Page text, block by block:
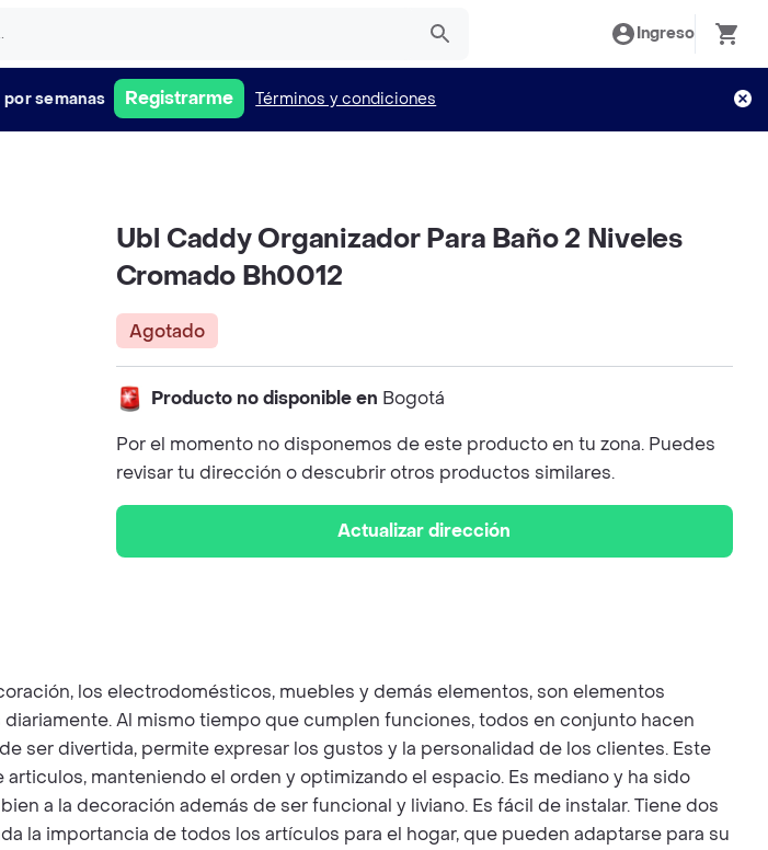
Ingreso
semanas Registrarme Términos y condiciones
Ubl Caddy Organizador Para Baño 2 Niveles
Cromado Bh0012
Agotado
Producto no disponible en Bogotá
Por el momento no disponemos de este producto en tu zona. Puedes
revisar tu dirección o descubrir otros productos similares.
Actualizar dirección
los electrodomésticos, muebles y demás elementos, son elementos
Al mismo tiempo que cumplen funciones, todos en conjunto hacen
ser divertida, permite expresar los gustos y la personalidad de los clientes. Este
manteniendo el orden y optimizando el espacio. Es mediano y ha sido
a la decoración además de ser funcional y liviano. Es fácil de instalar. Tiene dos
la importancia de todos los artículos para el hogar, que pueden adaptarse para su